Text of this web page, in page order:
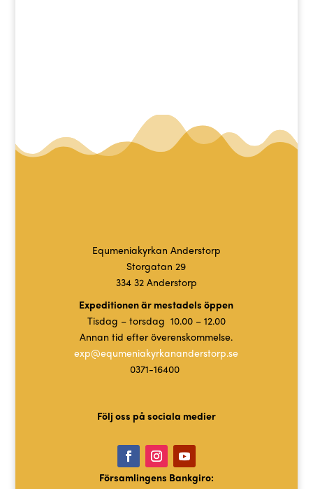
Equmeniakyrkan Anderstorp
Storgatan 29
334 32 Anderstorp
Expeditionen är mestadels öppen
Tisdag – torsdag 10.00 – 12.00
Annan tid efter överenskommelse.
exp@equmeniakyrkananderstorp.se
0371-16400
Följ oss på sociala medier
Församlingens Bankgiro: